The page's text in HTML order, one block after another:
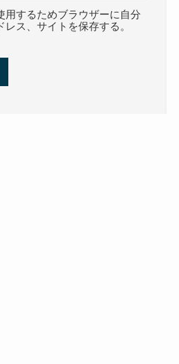
用するためブラウザーに自分
ス、サイトを保存する。